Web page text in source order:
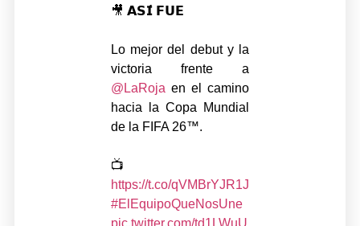
🎥 𝗔𝗦𝗜́ 𝗙𝗨𝗘
Lo mejor del debut y la
victoria frente a
@LaRoja en el camino
hacia la Copa Mundial
de la FIFA 26™️.
📺
https://t.co/qVMBrYJR1J
#ElEquipoQueNosUne
pic.twitter.com/td1LWuU